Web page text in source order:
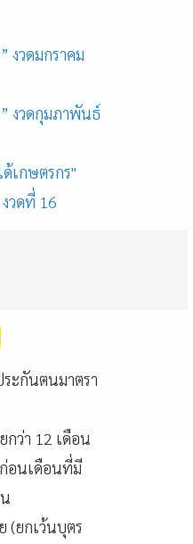
งวดมกราคม
งวดกุมภาพันธ์
เกษตรกร"
วดที่ 16
ะกันตนมาตรา
กว่า 12 เดือน
ก่อนเดือนที่มี
(ยกเว้นบุตร